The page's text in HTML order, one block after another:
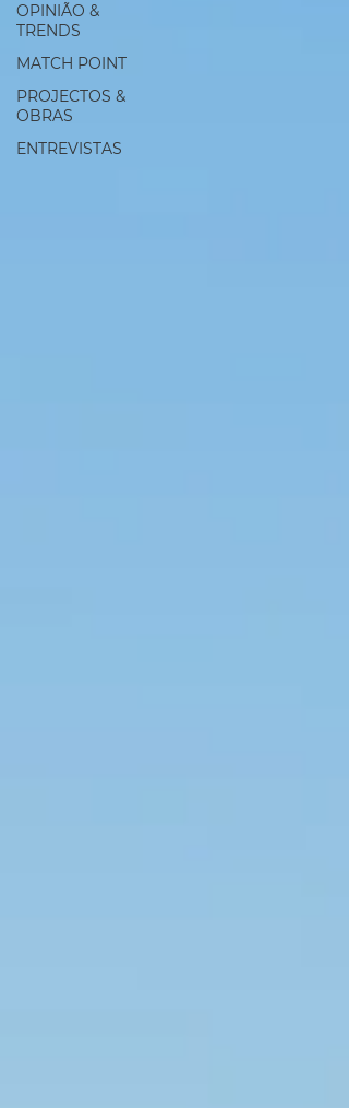
OPINIÃO &
TRENDS
MATCH POINT
PROJECTOS &
OBRAS
ENTREVISTAS